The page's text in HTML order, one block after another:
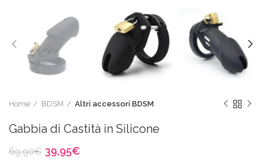
Home BDSM Altri accessori BDSM
Gabbia di Castità in Silicone
69,90€ Il
39,95€